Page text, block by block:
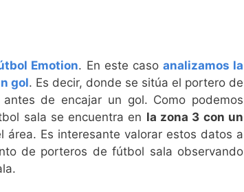
Emotion. En este caso analizamos la
gol. Es decir, donde se sitúa el portero de
de encajar un gol. Como podemos
sala se encuentra en la zona 3 con un
Es interesante valorar estos datos a
de porteros de fútbol sala observando